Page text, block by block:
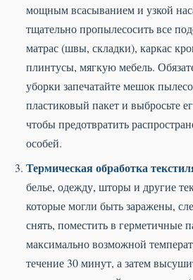
мощным всасыванием и узкой
тщательно пропылесосить все
матрас (швы, складки), каркас
плинтусы, мягкую мебель.
уборки запечатайте мешок
пластиковый пакет и выбросьте
чтобы предотвратить
особей.
Термическая обработка
белье, одежду, шторы и другие
которые могли быть заражены,
снять, поместить в герметичные
максимально возможной
течение 30 минут, а затем